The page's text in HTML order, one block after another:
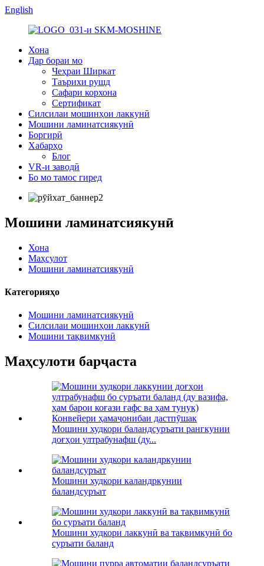
English
Хона
Дар бораи мо
Чеҳраи Ширкат
Таърихи рушд
Сафари корхона
Сертификат
Силсилаи мошинҳои лаккунӣ
Мошини ламинатсиякунӣ
Боргирӣ
Хабарҳо
Блог
VR-и заводӣ
Бо мо тамос гиред
Мошини ламинатсиякунӣ
Хона
Маҳсулот
Мошини ламинатсиякунӣ
Категорияҳо
Мошини ламинатсиякунӣ
Силсилаи мошинҳои лаккунӣ
Мошини тақвимкунӣ
Маҳсулоти барҷаста
Мошини худкори баландсуръати рангкунии
доғҳои ултрабунафш (ду...
Мошини худкори каландркунии
баландсуръат
Мошини худкори лаккунӣ ва тақвимкунӣ бо
суръати баланд